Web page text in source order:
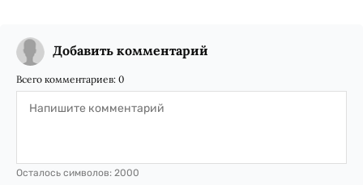
Добавить комментарий
Всего комментариев: 0
Осталось символов: 2000